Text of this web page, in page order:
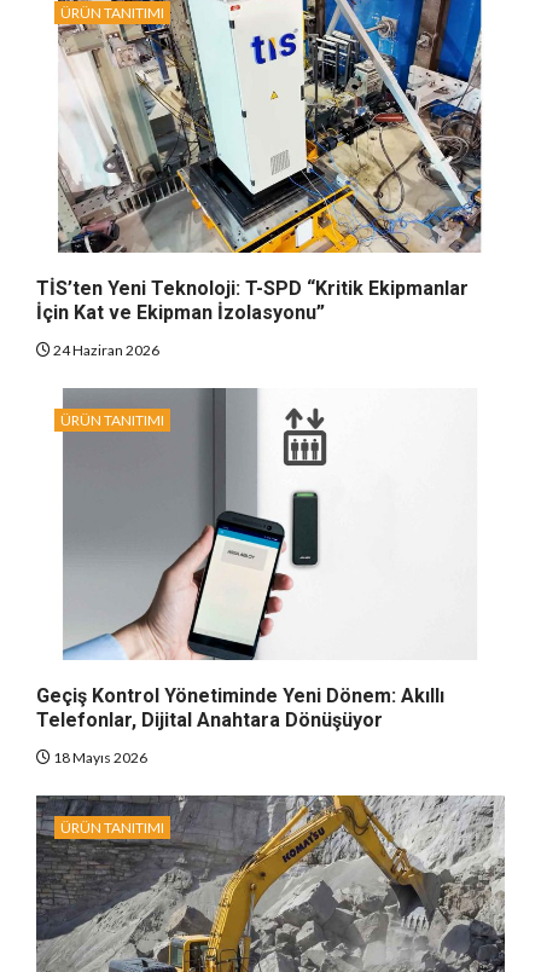
ÜRÜN TANITIMI
TİS’ten Yeni Teknoloji: T-SPD “Kritik Ekipmanlar
İçin Kat ve Ekipman İzolasyonu”
24 Haziran 2026
ÜRÜN TANITIMI
Geçiş Kontrol Yönetiminde Yeni Dönem: Akıllı
Telefonlar, Dijital Anahtara Dönüşüyor
18 Mayıs 2026
ÜRÜN TANITIMI